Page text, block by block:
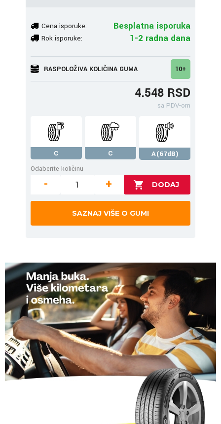
Cena isporuke: Besplatna isporuka
Rok isporuke: 1-2 radna dana
RASPOLOŽIVA KOLIČINA GUMA 10+
4.548 RSD
sa PDV-om
C C
A(67dB)
Odaberite količinu
- +
SAZNAJ VIŠE O GUMI